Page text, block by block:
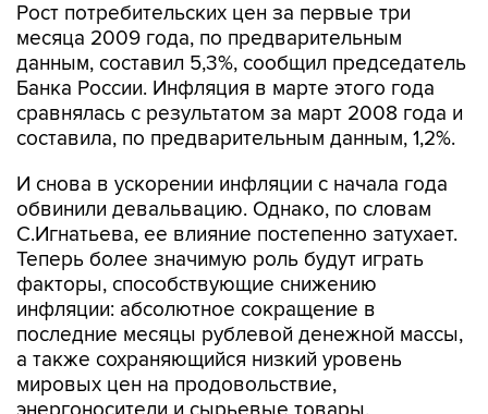
Рост потребительских цен за первые три
месяца 2009 года, по предварительным
данным, составил 5,3%, сообщил председатель
Банка России. Инфляция в марте этого года
сравнялась с результатом за март 2008 года и
составила, по предварительным данным, 1,2%.
И снова в ускорении инфляции с начала года
обвинили девальвацию. Однако, по словам
С.Игнатьева, ее влияние постепенно затухает.
Теперь более значимую роль будут играть
факторы, способствующие снижению
инфляции: абсолютное сокращение в
последние месяцы рублевой денежной массы,
а также сохраняющийся низкий уровень
мировых цен на продовольствие,